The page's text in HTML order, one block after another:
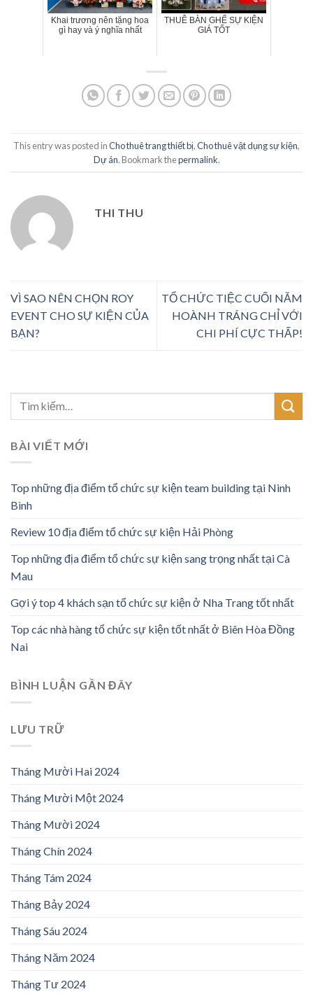
Khai trương nên tặng hoa
gì hay và ý nghĩa nhất
THUÊ BÀN GHẾ SỰ KIỆN
GIÁ TỐT
This entry was posted inCho thuê trang thiết bị,Cho thuê vật dụng sự kiện,
Dự án. Bookmark thepermalink.
THI THU
VÌ SAO NÊN CHỌN ROY
EVENT CHO SỰ KIỆN CỦA
BẠN?
TỔ CHỨC TIỆC CUỐI NĂM
HOÀNH TRÁNG CHỈ VỚI
CHI PHÍ CỰC THẤP!
BÀI VIẾT MỚI
Top những địa điểm tổ chức sự kiện team building tại Ninh
Bình
Review 10 địa điểm tổ chức sự kiện Hải Phòng
Top những địa điểm tổ chức sự kiện sang trọng nhất tại Cà
Mau
Gợi ý top 4 khách sạn tổ chức sự kiện ở Nha Trang tốt nhất
Top các nhà hàng tổ chức sự kiện tốt nhất ở Biên Hòa Đồng
Nai
BÌNH LUẬN GẦN ĐÂY
LƯU TRỮ
Tháng Mười Hai 2024
Tháng Mười Một 2024
Tháng Mười 2024
Tháng Chín 2024
Tháng Tám 2024
Tháng Bảy 2024
Tháng Sáu 2024
Tháng Năm 2024
Tháng Tư 2024